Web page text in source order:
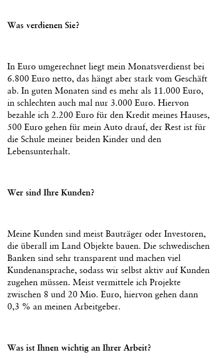
Was verdienen Sie?
In Euro umgerechnet liegt mein Monatsverdienst bei
6.800 Euro netto, das hängt aber stark vom Geschäft
ab. In guten Monaten sind es mehr als 11.000 Euro,
in schlechten auch mal nur 3.000 Euro. Hiervon
bezahle ich 2.200 Euro für den Kredit meines Hauses,
500 Euro gehen für mein Auto drauf, der Rest ist für
die Schule meiner beiden Kinder und den
Lebensunterhalt.
Wer sind Ihre Kunden?
Meine Kunden sind meist Bauträger oder Investoren,
die überall im Land Objekte bauen. Die schwedischen
Banken sind sehr transparent und machen viel
Kundenansprache, sodass wir selbst aktiv auf Kunden
zugehen müssen. Meist vermittele ich Projekte
zwischen 8 und 20 Mio. Euro, hiervon gehen dann
0,3 % an meinen Arbeitgeber.
Was ist Ihnen wichtig an Ihrer Arbeit?